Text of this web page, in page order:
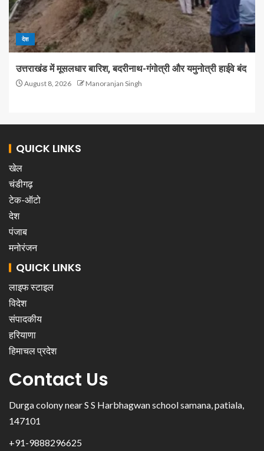
देश
उत्तराखंड में मूसलधार बारिश, बदरीनाथ-गंगोत्री और यमुनोत्री हाईवे बंद
August 8, 2026 Manoranjan Singh
QUICK LINKS
खेल
चंडीगढ़
टेक-ऑटो
देश
पंजाब
मनोरंजन
QUICK LINKS
लाइफ स्टाइल
विदेश
संपादकीय
हरियाणा
हिमाचल प्रदेश
Contact Us
Durga colony near S S Harbhagwan school samana, patiala,
147101
+91-9888296625